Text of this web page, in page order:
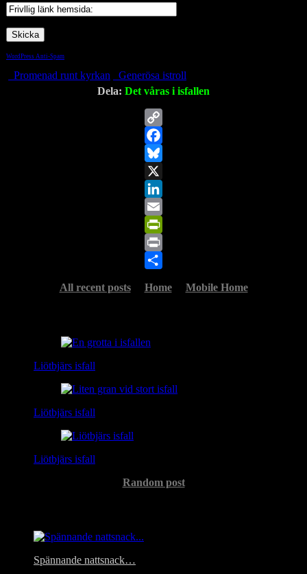
WordPress Anti-Spam
Promenad runt kyrkan
Generösa istroll
Dela: Det våras i isfallen
Copy
Link
Facebook
Bluesky
X
LinkedIn
Email
PrintFriendly
Print
All recent posts
Home Mobile Home
Liötbjärs isfall
Liötbjärs isfall
Liötbjärs isfall
Random post
Spännande nattsnack…